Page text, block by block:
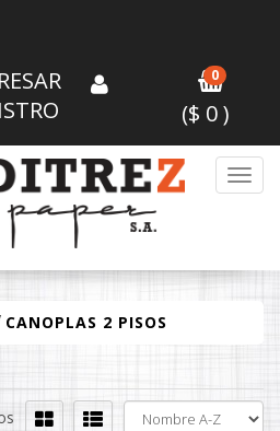
0
($ 0)
CANOPLAS 2 PISOS